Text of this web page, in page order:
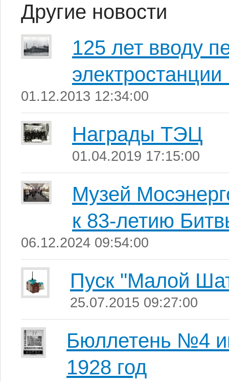
Другие новости
125 лет вводу
01.12.2013 12:34:00
Награды ТЭЦ
01.04.2019 17:15:00
Музей
к 83-летию
06.12.2024 09:54:00
Пуск "Малой
25.07.2015 09:27:00
Бюллетень №4
1928 год